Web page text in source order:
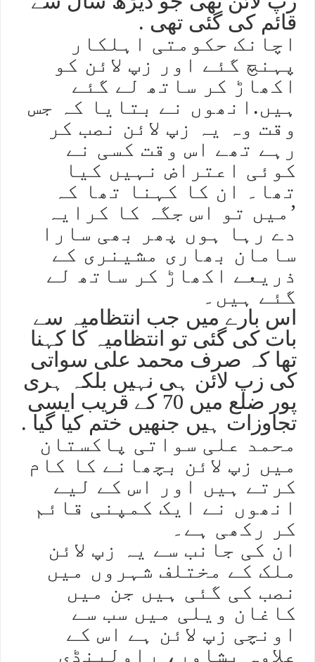
قائم کی گئی تھی .
اچانک حکومتی اہلکار
پہنچ گئے اور زپ لائن کو
اکھاڑ کر ساتھ لے گئے
ہیں.انھوں نے بتایا کہ جس
وقت وہ یہ زپ لائن نصب کر
رہے تھے اس وقت کسی نے
کوئی اعتراض نہیں کیا
تھا۔ ان کا کہنا تھا کہ
’میں تو اس جگہ کا کرایہ
دے رہا ہوں پھر بھی سارا
سامان بھاری مشینری کے
ذریعے اکھاڑ کر ساتھ لے
گئے ہیں۔
اس بارے میں جب انتظامیہ سے
بات کی گئی تو انتظامیہ کا کہنا
تھا کہ صرف محمد علی سواتی
کی زپ لائن ہی نہیں بلکہ ہری
پور ضلع میں 70 کے قریب ایسی
تجاوزات ہیں جنھیں ختم کیا گیا .
محمد علی سواتی پاکستان
میں زپ لائن بچھانے کا کام
کرتے ہیں اور اس کے لیے
انھوں نے ایک کمپنی قائم
کر رکھی ہے۔
ان کی جانب سے یہ زپ لائن
ملک کے مختلف شہروں میں
نصب کی گئی ہیں جن میں
کاغان ویلی میں سب سے
اونچی زپ لائن ہے اس کے
علاوہ پشاور، راولپنڈی